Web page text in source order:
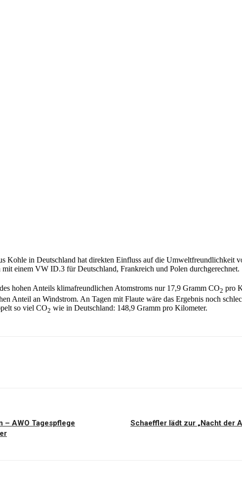
Kohle in Deutschland hat direkten Einfluss auf die Umweltfreundlichkeit
mit einem VW ID.3 für Deutschland, Frankreich und Polen durchgerechnet.
hohen Anteils klimafreundlichen Atomstroms nur 17,9 Gramm CO2 pro
Anteil an Windstrom. An Tagen mit Flaute wäre das Ergebnis noch
so viel CO2 wie in Deutschland: 148,9 Gramm pro Kilometer.
AWO Tagespflege
Schaeffler lädt zur „Nacht der